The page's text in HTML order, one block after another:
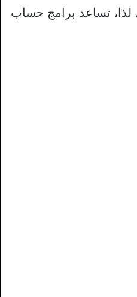
لذا، تساعد برامج حساب